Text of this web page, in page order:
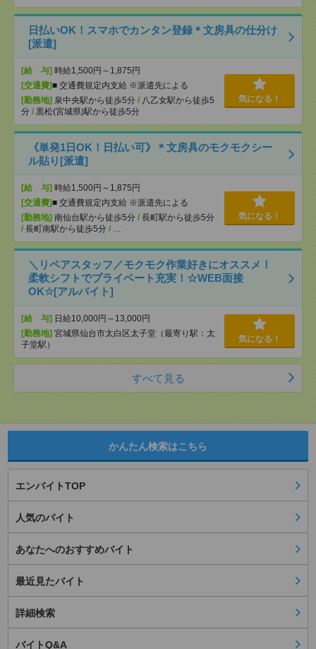
日払いOK！スマホでカンタン登録＊文房具の仕分け
[派遣]
[給 与] 時給1,500円～1,875円
[交通費]■ 交通費規定内支給 ※派遣先による
[勤務地] 泉中央駅から徒歩5分 / 八乙女駅から徒歩5
分 / 黒松(宮城県)駅から徒歩5分
気になる！
《単発1日OK！日払い可》＊文房具のモクモクシー
ル貼り[派遣]
[給 与] 時給1,500円～1,875円
[交通費]■ 交通費規定内支給 ※派遣先による
[勤務地] 南仙台駅から徒歩5分 / 長町駅から徒歩5分
/ 長町南駅から徒歩5分 / …
気になる！
＼リペアスタッフ／モクモク作業好きにオススメ！
柔軟シフトでプライベート充実！☆WEB面接
OK☆[アルバイト]
[給 与] 日給10,000円～13,000円
[勤務地] 宮城県仙台市太白区太子堂（最寄り駅：太
子堂駅）
気になる！
すべて見る
かんたん検索はこちら
エンバイトTOP
人気のバイト
あなたへのおすすめバイト
最近見たバイト
詳細検索
バイトQ&A